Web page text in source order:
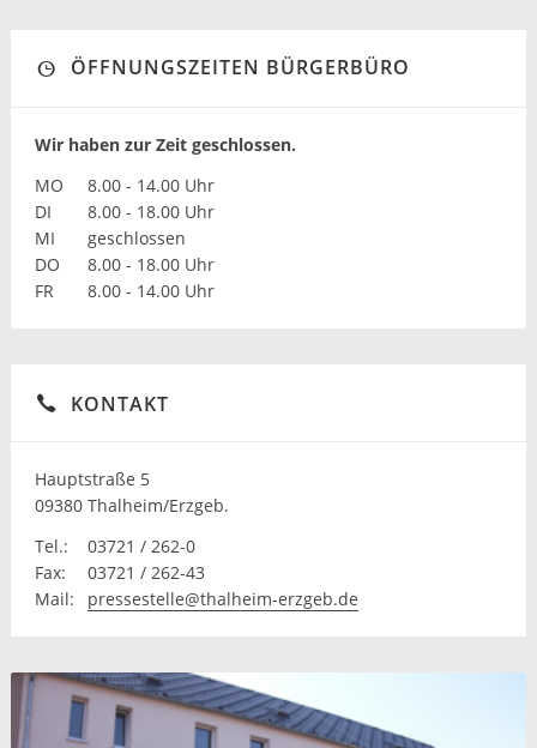
ÖFFNUNGSZEITEN BÜRGERBÜRO
Wir haben zur Zeit geschlossen.
MO
8.00 - 14.00 Uhr
DI
8.00 - 18.00 Uhr
MI
geschlossen
DO
8.00 - 18.00 Uhr
FR
8.00 - 14.00 Uhr
KONTAKT
Hauptstraße 5
09380 Thalheim/Erzgeb.
Tel.:
03721 / 262-0
Fax:
03721 / 262-43
Mail:
pressestelle@thalheim-erzgeb.de